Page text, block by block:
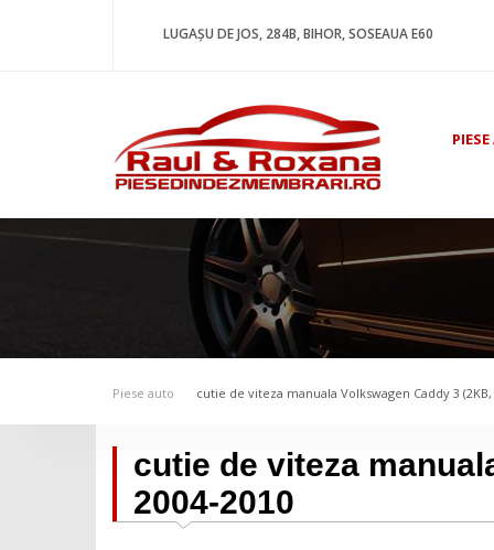
LUGAȘU DE JOS, 284B, BIHOR, SOSEAUA E60
Piese auto cutie de viteza manuala Volkswagen Caddy 3 (2KB,
cutie de viteza
2004-2010